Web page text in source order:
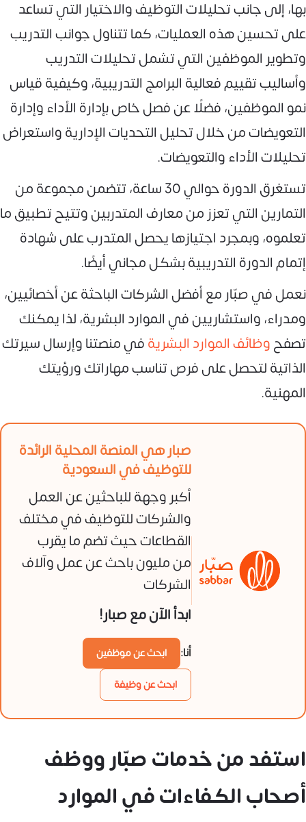
بها، إلى جانب تحليلات التوظيف والاختيار التي تساعد
على تحسين هذه العمليات، كما تتناول جوانب التدريب
وتطوير الموظفين التي تشمل تحليلات التدريب
وأساليب تقييم فعالية البرامج التدريبية، وكيفية قياس
نمو الموظفين، فضلًا عن فصل خاص بإدارة الأداء وإدارة
التعويضات من خلال تحليل التحديات الإدارية واستعراض
تحليلات الأداء والتعويضات.
تستغرق الدورة حوالي 30 ساعة، تتضمن مجموعة من
التمارين التي تعزز من معارف المتدربين وتتيح تطبيق ما
تعلموه، وبمجرد اجتيازها يحصل المتدرب على شهادة
إتمام الدورة التدريبية بشكل مجاني أيضًا.
نعمل في صبّار مع أفضل الشركات الباحثة عن أخصائيين،
ومدراء، واستشاريين في الموارد البشرية، لذا يمكنك
تصفحوظائف الموارد البشريةفي منصتنا وإرسال سيرتك
الذاتية لتحصل على فرص تناسب مهاراتك ورؤيتك
المهنية.
صبار هي المنصة المحلية الرائدة
للتوظيف في السعودية
أكبر وجهة للباحثين عن العمل
والشركات للتوظيف في مختلف
القطاعات حيث تضم ما يقرب
من مليون باحث عن عمل وآلاف
الشركات
ابدأ الآن مع صبار!
أنا:
ابحث عن موظفين
ابحث عن وظيفة
استفد من خدمات صبّار ووظف
أصحاب الكفاءات في الموارد